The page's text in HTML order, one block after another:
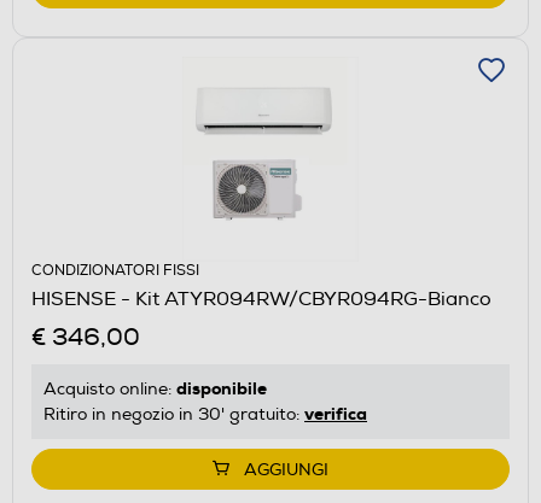
CONDIZIONATORI FISSI
HISENSE - Kit ATYR094RW/CBYR094RG-Bianco
€ 346,00
Acquisto online: disponibile
Ritiro in negozio in 30' gratuito: verifica
AGGIUNGI